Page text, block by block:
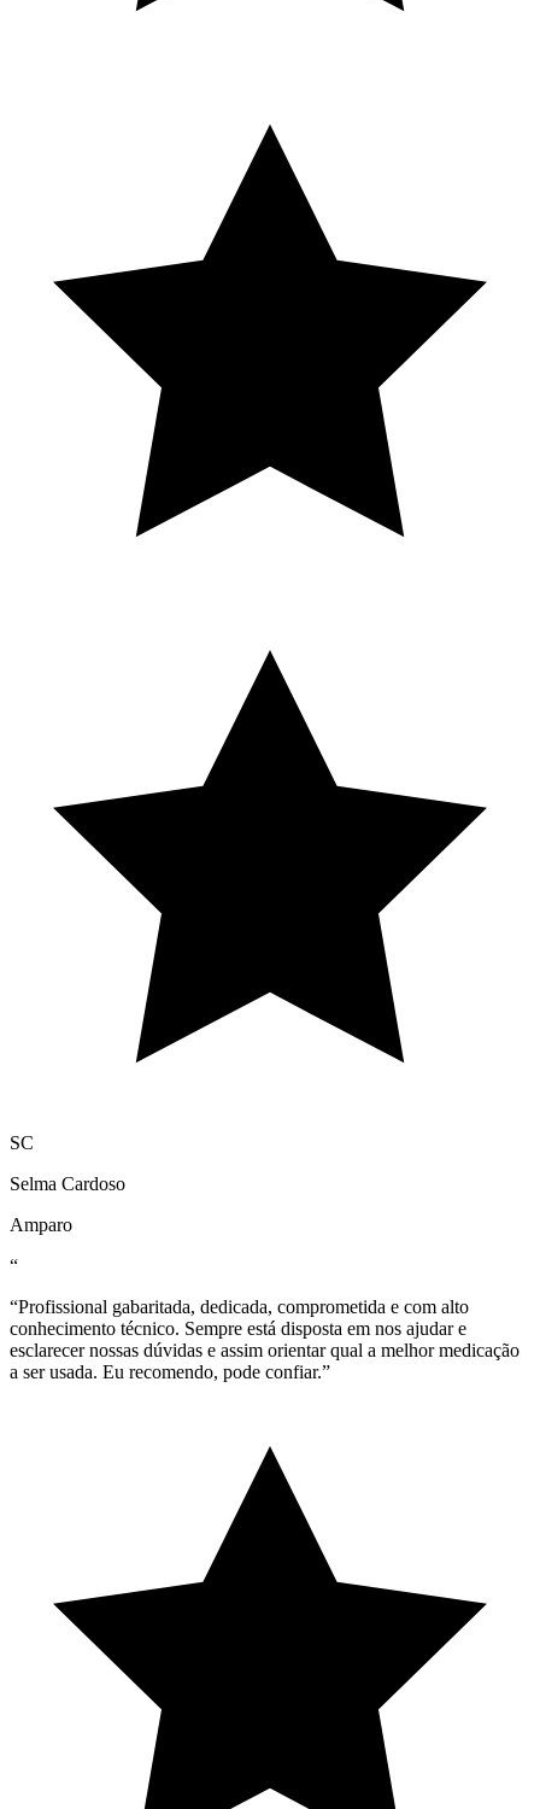
SC
Selma Cardoso
Amparo
“
“Profissional gabaritada, dedicada, comprometida e com alto
conhecimento técnico. Sempre está disposta em nos ajudar e
esclarecer nossas dúvidas e assim orientar qual a melhor medicação
a ser usada. Eu recomendo, pode confiar.”